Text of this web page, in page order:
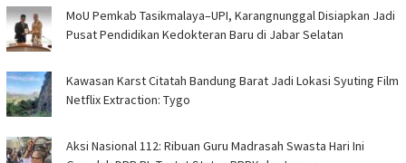
MoU Pemkab Tasikmalaya–UPI, Karangnunggal Disiapkan Jadi
Pusat Pendidikan Kedokteran Baru di Jabar Selatan
Kawasan Karst Citatah Bandung Barat Jadi Lokasi Syuting Film
Netflix Extraction: Tygo
Aksi Nasional 112: Ribuan Guru Madrasah Swasta Hari Ini